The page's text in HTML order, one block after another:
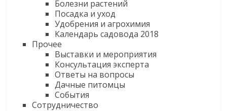
Болезни растений
Посадка и уход
Удобрения и агрохимия
Календарь садовода 2018
Прочее
Выставки и мероприятия
Консультация эксперта
Ответы на вопросы
Дачные питомцы
События
Сотрудничество